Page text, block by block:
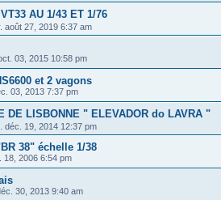
AU 1/43 ET 1/76
août 27, 2019 6:37 am
03, 2015 10:58 pm
et 2 vagons
03, 2013 7:37 pm
DE LISBONNE " ELEVADOR do LAVRA "
déc. 19, 2014 12:37 pm
38" échelle 1/38
18, 2006 6:54 pm
30, 2013 9:40 am